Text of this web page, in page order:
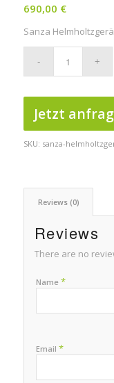
690,00 €
Sanza
Jetzt
SKU: sanza-
Reviews (0)
Reviews
There are no
Name *
Email *